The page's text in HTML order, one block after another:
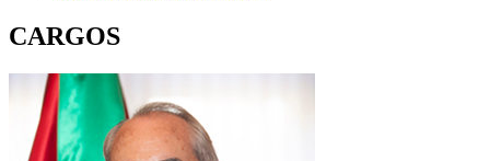
CARGOS